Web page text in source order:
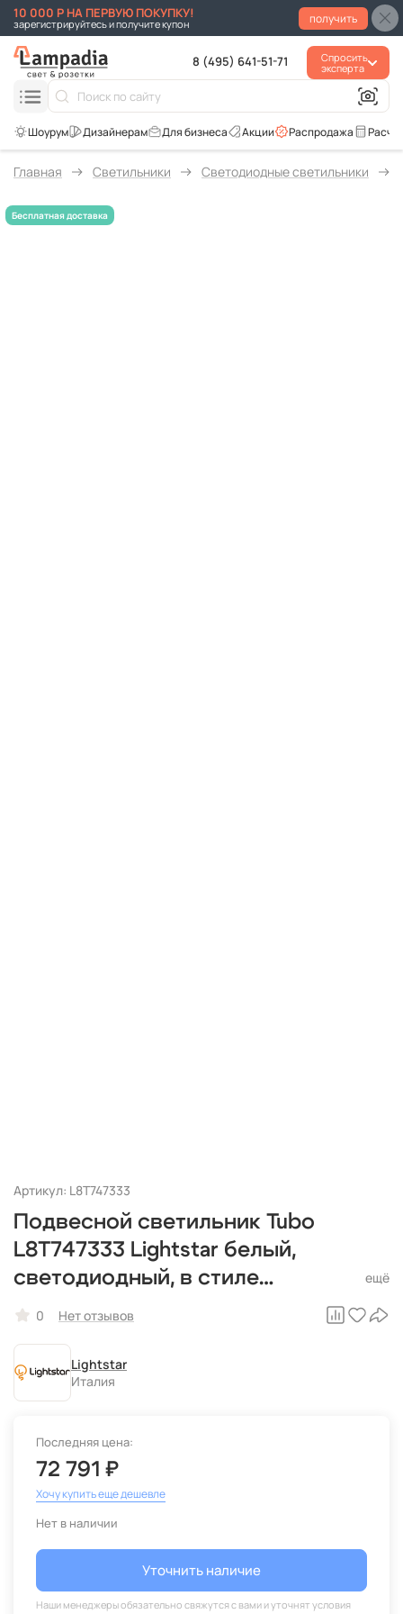
10 000 Р НА ПЕРВУЮ ПОКУПКУ!
зарегистрируйтесь и получите купон получить
8 (495) 641-51-71
Спросить
эксперта
Распродажа
Акции
Для бизнеса
Главная Светильники Светодиодные светильники
Артикул: L8T747333
Подвесной светильник Tubo
L8T747333 Lightstar белый,
светодиодный, в стиле
минимализм, паук
0 Нет отзывов
Lightstar
Италия
Последняя цена:
72 791 ₽
Хочу купить еще дешевле
Нет в наличии
Уточнить наличие